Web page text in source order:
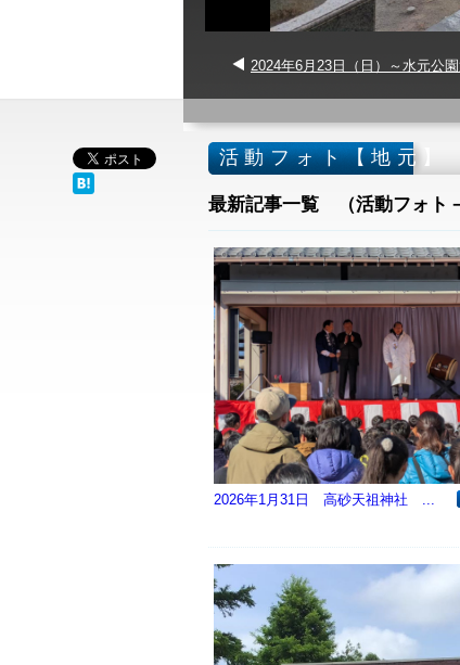
2024年6月23日（日）～水元公
活動フォト【地元】
最新記事一覧 （活動フォト
2026年1月31日 高砂天祖神社 ...